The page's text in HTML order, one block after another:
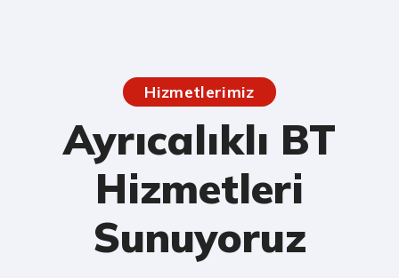
Hizmetlerimiz
Ayrıcalıklı BT
Hizmetleri
Sunuyoruz